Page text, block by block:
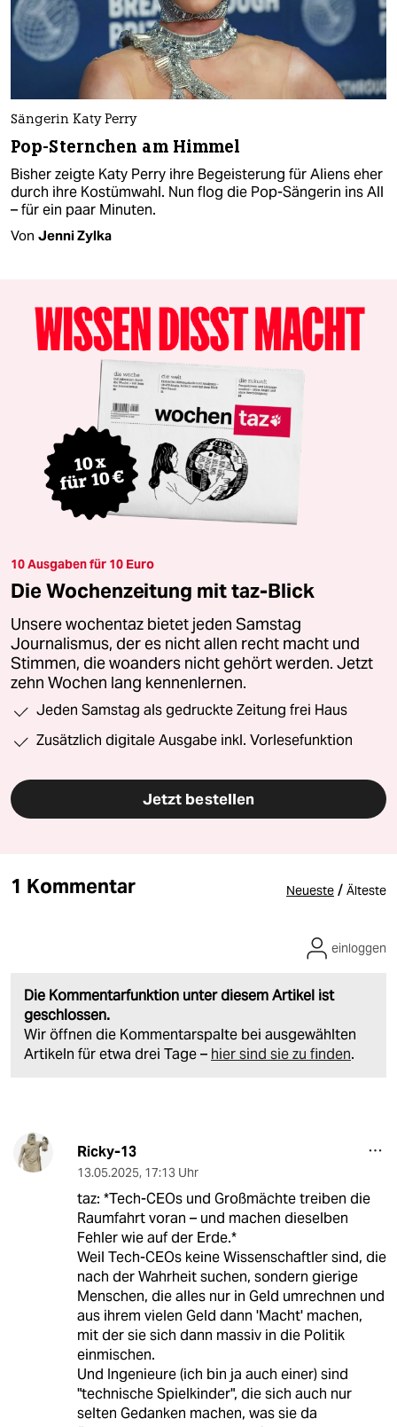
Sängerin Katy Perry
Pop-Sternchen am Himmel
Bisher zeigte Katy Perry ihre Begeisterung für Aliens eher
durch ihre Kostümwahl. Nun flog die Pop-Sängerin ins All
– für ein paar Minuten.
Von Jenni Zylka
10 Ausgaben für 10 Euro
Die Wochenzeitung mit taz-Blick
Unsere wochentaz bietet jeden Samstag
Journalismus, der es nicht allen recht macht und
Stimmen, die woanders nicht gehört werden. Jetzt
zehn Wochen lang kennenlernen.
Jeden Samstag als gedruckte Zeitung frei Haus
Zusätzlich digitale Ausgabe inkl. Vorlesefunktion
Jetzt bestellen
1 Kommentar Neueste / Älteste
Die Kommentarfunktion unter diesem Artikel ist
geschlossen.
Wir öffnen die Kommentarspalte bei ausgewählten
Artikeln für etwa drei Tage – hier sind sie zu finden.
einloggen
Ricky-13
13.05.2025, 17:13 Uhr
taz: *Tech-CEOs und Großmächte treiben die
Raumfahrt voran – und machen dieselben
Fehler wie auf der Erde.*
Weil Tech-CEOs keine Wissenschaftler sind, die
nach der Wahrheit suchen, sondern gierige
Menschen, die alles nur in Geld umrechnen und
aus ihrem vielen Geld dann 'Macht' machen,
mit der sie sich dann massiv in die Politik
einmischen.
Und Ingenieure (ich bin ja auch einer) sind
"technische Spielkinder", die sich auch nur
selten Gedanken machen, was sie da